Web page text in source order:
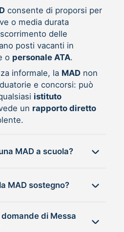
consente di proporsi per
o media durata
delle
posti vacanti in
o personale ATA.
informale, la MADnon
e concorsi: può
istituto
un rapporto diretto
Chi può inviare una MAD a scuola?
MAD sostegno?
di Messa